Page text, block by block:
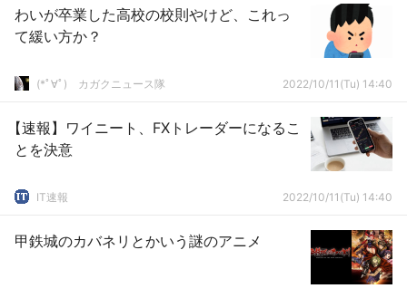
わいが卒業した高校の校則やけど、これっ
て緩い方か？
(*ﾟ∀ﾟ)ゞカガクニュース隊 2022/10/11(Tu) 14:40
【速報】ワイニート、FXトレーダーになるこ
とを決意
IT速報 2022/10/11(Tu) 14:40
甲鉄城のカバネリとかいう謎のアニメ